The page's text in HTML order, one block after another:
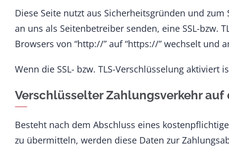
Diese Seite nutzt aus Sicherheitsgründen und
an uns als Seitenbetreiber senden, eine SSL-bzw.
Browsers von “http://” auf “https://” wechselt und
Wenn die SSL- bzw. TLS-Verschlüsselung
Verschlüsselter Zahlungsverkehr auf
Besteht nach dem Abschluss eines
zu übermitteln, werden diese Daten zur